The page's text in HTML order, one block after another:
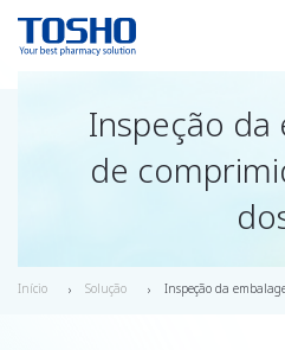
Inspeção da
de
Início Solução Inspeção da